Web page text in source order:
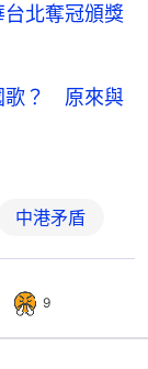
北奪冠頒獎
歌？ 原來與
中港矛盾
9